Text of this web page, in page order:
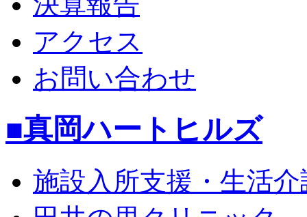
アクセス
お問い合わせ
■真岡ハートヒルズ
施設入所支援・生活